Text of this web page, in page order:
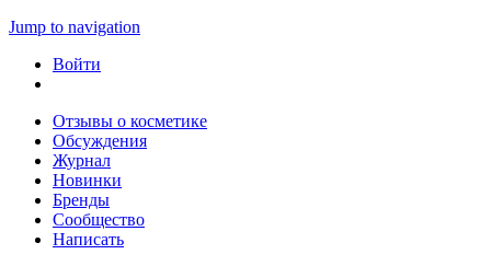
Jump to navigation
Войти
Отзывы о косметике
Обсуждения
Журнал
Новинки
Бренды
Сообщество
Написать